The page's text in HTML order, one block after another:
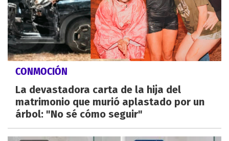
CONMOCIÓN
La devastadora carta de la hija del
matrimonio que murió aplastado por un
árbol: "No sé cómo seguir"